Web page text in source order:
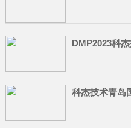
DMP2023科
科杰技术青岛